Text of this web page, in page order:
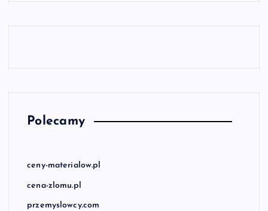
Polecamy
ceny-materialow.pl
cena-zlomu.pl
przemyslowcy.com